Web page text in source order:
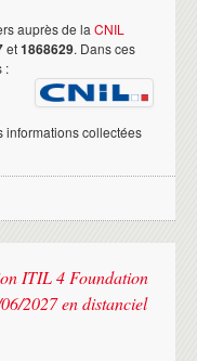
auprès de la CNIL
et1868629. Dans ces
:
informations collectées
ITIL 4 Foundation
2027 en distanciel